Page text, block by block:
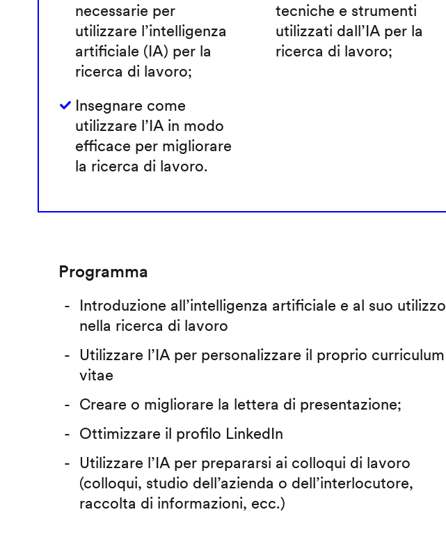
necessarie per
utilizzare l’intelligenza
artificiale (IA) per la
ricerca di lavoro;
tecniche e strumenti
utilizzati dall’IA per la
ricerca di lavoro;
Insegnare come
utilizzare l’IA in modo
efficace per migliorare
la ricerca di lavoro.
Programma
Introduzione all’intelligenza artificiale e al suo utilizzo
nella ricerca di lavoro
Utilizzare l’IA per personalizzare il proprio curriculum
vitae
Creare o migliorare la lettera di presentazione;
Ottimizzare il profilo LinkedIn
Utilizzare l’IA per prepararsi ai colloqui di lavoro
(colloqui, studio dell’azienda o dell’interlocutore,
raccolta di informazioni, ecc.)